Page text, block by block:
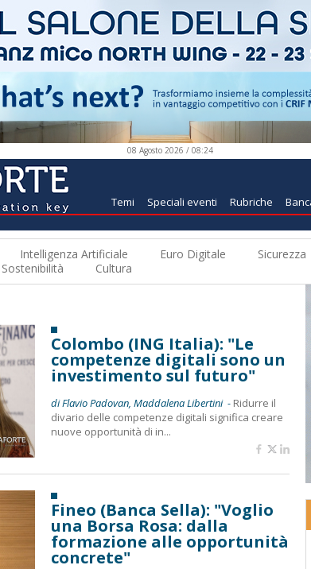
08 Agosto 2026 / 08:24
Temi Speciali eventi Rubriche
Intelligenza Artificiale Euro Digitale
Sicurezza
Sostenibilità Cultura
Colombo (ING Italia): "Le
competenze digitali sono un
investimento sul futuro"
di Flavio Padovan, Maddalena Libertini - Ridurre il
divario delle competenze digitali significa creare
nuove opportunità di in...
Fineo (Banca Sella): "Voglio
una Borsa Rosa: dalla
formazione alle opportunità
concrete"